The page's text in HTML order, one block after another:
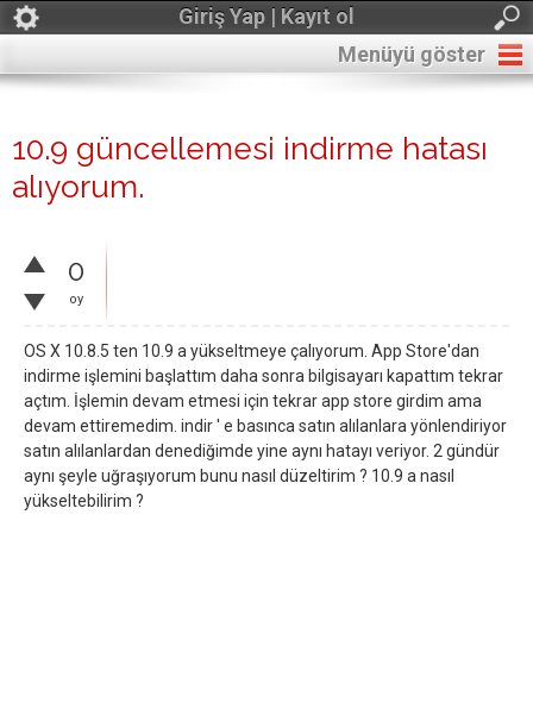
Giriş Yap | Kayıt ol
Menüyü göster
10.9 güncellemesi indirme hatası
alıyorum.
0
oy
OS X 10.8.5 ten 10.9 a yükseltmeye çalıyorum. App Store'dan
indirme işlemini başlattım daha sonra bilgisayarı kapattım tekrar
açtım. İşlemin devam etmesi için tekrar app store girdim ama
devam ettiremedim. indir ' e basınca satın alılanlara yönlendiriyor
satın alılanlardan denediğimde yine aynı hatayı veriyor. 2 gündür
aynı şeyle uğraşıyorum bunu nasıl düzeltirim ? 10.9 a nasıl
yükseltebilirim ?